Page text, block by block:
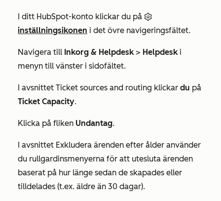
I ditt HubSpot-konto klickar du på
inställningsikonen i det övre navigeringsfältet.
Navigera till Inkorg & Helpdesk> Helpdeski
menyn till vänster i sidofältet.
I avsnittet Ticket sources and routing klickar du på
Ticket Capacity.
Klicka på fliken Undantag.
I avsnittet Exkludera ärenden efter ålder använder
du rullgardinsmenyerna för att utesluta ärenden
baserat på hur länge sedan de skapades eller
tilldelades (t.ex. äldre än 30 dagar).